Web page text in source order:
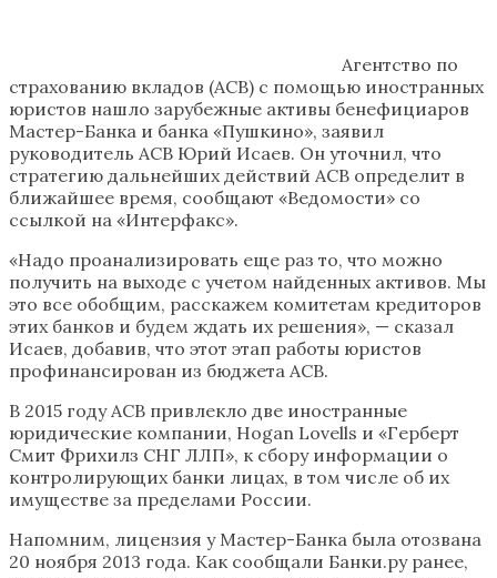
Агентство по
страхованию вкладов (АСВ) с помощью иностранных
юристов нашло зарубежные активы бенефициаров
Мастер-Банка и банка «Пушкино», заявил
руководитель АСВ Юрий Исаев. Он уточнил, что
стратегию дальнейших действий АСВ определит в
ближайшее время, сообщают «Ведомости» со
ссылкой на «Интерфакс».
«Надо проанализировать еще раз то, что можно
получить на выходе с учетом найденных активов. Мы
это все обобщим, расскажем комитетам кредиторов
этих банков и будем ждать их решения», — сказал
Исаев, добавив, что этот этап работы юристов
профинансирован из бюджета АСВ.
В 2015 году АСВ привлекло две иностранные
юридические компании, Hogan Lovells и «Герберт
Смит Фрихилз СНГ ЛЛП», к сбору информации о
контролирующих банки лицах, в том числе об их
имуществе за пределами России.
Напомним, лицензия у Мастер-Банка была отозвана
20 ноября 2013 года. Как сообщали Банки.ру ранее,